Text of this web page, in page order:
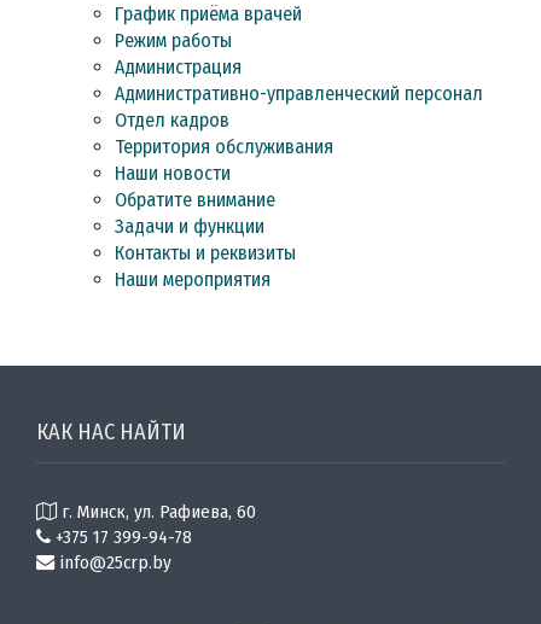
График приёма врачей
Режим работы
Администрация
Административно-управленческий персонал
Отдел кадров
Территория обслуживания
Наши новости
Обратите внимание
Задачи и функции
Контакты и реквизиты
Наши мероприятия
КАК НАС НАЙТИ
г. Минск, ул. Рафиева, 60
+375 17 399-94-78
info@25crp.by